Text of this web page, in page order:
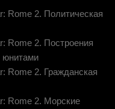
Rome 2. Политическая
Rome 2. Построения
юнитами
Rome 2. Гражданская
Rome 2. Морские